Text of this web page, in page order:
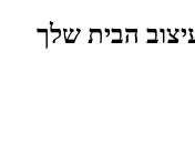
הבית שלך